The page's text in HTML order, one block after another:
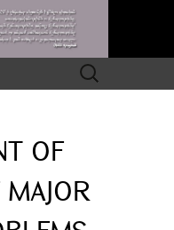
Search
for:
OF